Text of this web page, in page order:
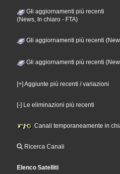
Gli aggiornamenti più recenti
(News, In chiaro - FTA)
Gli aggiornamenti più recenti
Gli aggiornamenti più recenti
[+] Aggiunte più recenti / variazioni
[-] Le eliminazioni più recenti
Canali temporaneamente in
Ricerca Canali
Elenco Satelliti